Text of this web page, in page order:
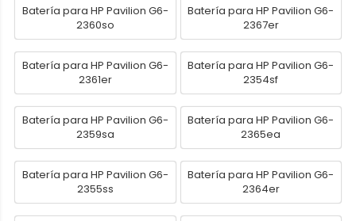
Batería para HP Pavilion G6-
2360so
Batería para HP Pavilion G6-
2367er
Batería para HP Pavilion G6-
2361er
Batería para HP Pavilion G6-
2354sf
Batería para HP Pavilion G6-
2359sa
Batería para HP Pavilion G6-
2365ea
Batería para HP Pavilion G6-
2355ss
Batería para HP Pavilion G6-
2364er